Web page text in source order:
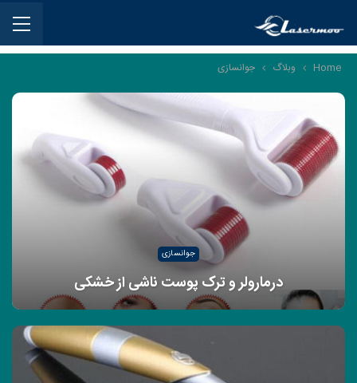
Home وبلاگ جوانسازی
جوانسازی
درمارولر و ترک پوست ناشی از خشکی